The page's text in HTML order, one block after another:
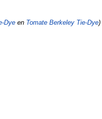
Dye en Tomate Berkeley Tie-Dye)